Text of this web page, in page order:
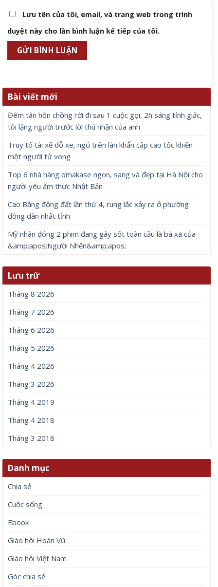
Lưu tên của tôi, email, và trang web trong trình
duyệt này cho lần bình luận kế tiếp của tôi.
Bài viết mới
Đêm tân hôn chồng rời đi sau 1 cuộc gọi, 2h sáng tỉnh giấc,
tôi lặng người trước lời thú nhận của anh
Truy tố tài xế đỗ xe, ngủ trên làn khẩn cấp cao tốc khiến
một người tử vong
Top 6 nhà hàng omakase ngon, sang và đẹp tại Hà Nội cho
người yêu ẩm thực Nhật Bản
Cao Bằng động đất lần thứ 4, rung lắc xảy ra ở phường
đông dân nhất tỉnh
Mỹ nhân đóng 2 phim đang gây sốt toàn cầu là bà xã của
&amp;apos;Người Nhện&amp;apos;
Lưu trữ
Tháng 8 2026
Tháng 7 2026
Tháng 6 2026
Tháng 5 2026
Tháng 4 2026
Tháng 3 2026
Tháng 4 2019
Tháng 4 2018
Tháng 3 2018
Danh mục
Chia sẻ
Cuộc sống
Ebook
Giáo hội Hoàn Vũ
Giáo hội Việt Nam
Góc chia sẻ